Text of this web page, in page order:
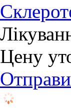
Цену